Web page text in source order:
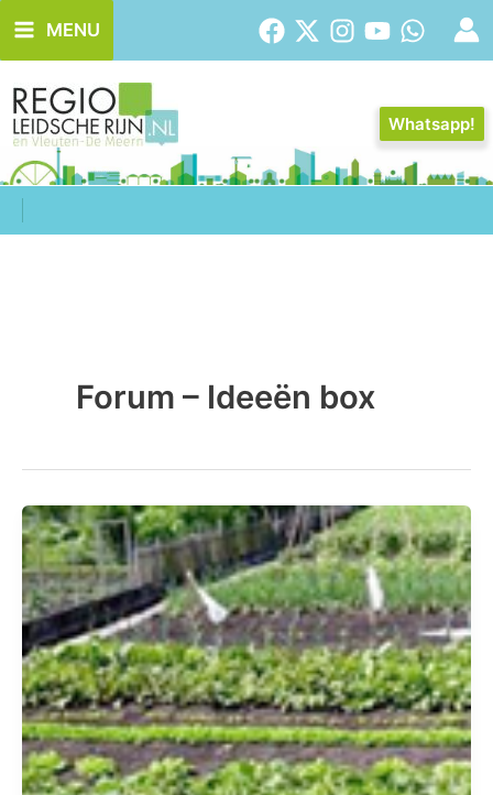
naar
de
inhoud
MENU
Whatsapp!
Forum – Ideeën box